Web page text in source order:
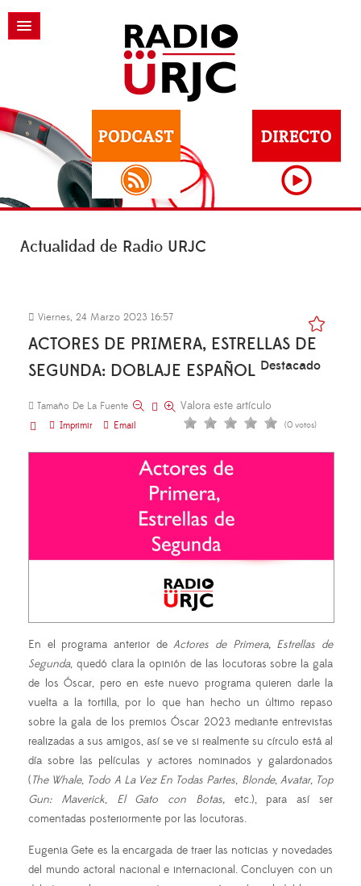
Actualidad de Radio URJC
Viernes, 24 Marzo 2023 16:57
ACTORES DE PRIMERA, ESTRELLAS DE
SEGUNDA: DOBLAJE ESPAÑOL Destacado
Tamaño De La Fuente
Imprimir
Email
Valora este artículo
(0 votos)
En el programa anterior deActores de Primera, Estrellas de
Segunda, quedó clara la opinión de las locutoras sobre la gala
de los Óscar, pero en este nuevo programa quieren darle la
vuelta a la tortilla, por lo que han hecho un último repaso
sobre la gala de los premios Óscar 2023 mediante entrevistas
realizadas a sus amigos, así se ve si realmente su círculo está al
día sobre las películas y actores nominados y galardonados
(The Whale, Todo A La Vez En Todas Partes, Blonde, Avatar, Top
Gun: Maverick, El Gato con Botas, etc.), para así ser
comentadas posteriormente por las locutoras.
Eugenia Gete es la encargada de traer las noticias y novedades
del mundo actoral nacional e internacional. Concluyen con un